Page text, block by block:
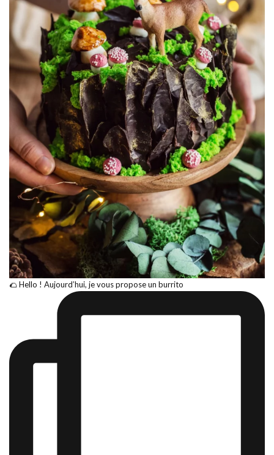
🌮 Hello ! Aujourd’hui, je vous propose un burrito